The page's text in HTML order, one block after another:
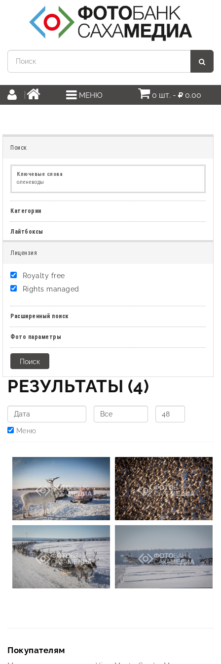
МЕНЮ 0 шт. - 0.00
Поиск
Ключевые слова
оленеводы
Категории
Лайтбоксы
Лицензия
Royalty free
Rights managed
Расширенный поиск
Фото параметры
РЕЗУЛЬТАТЫ (4)
Меню
Покупателям